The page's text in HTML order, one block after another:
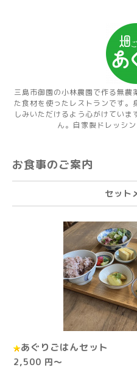
三島市御園の小林農園で作る無
た食材を使ったレストランです
しみいただけるよう心がけてい
ん。自家製ドレッシ
お食事のご案内
セット
あぐりごはんセット
2,500 円～